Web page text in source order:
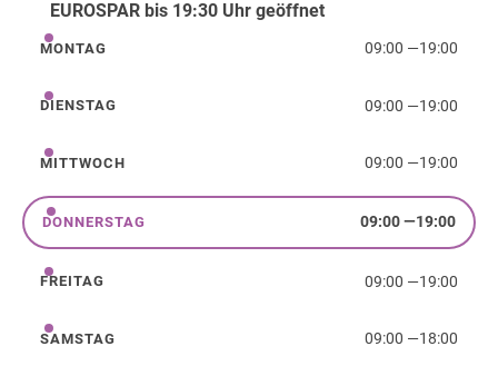
EUROSPAR bis 19:30 Uhr geöffnet
Montag
MONTAG 09:00 —19:00
Dienstag
DIENSTAG 09:00 —19:00
Mittwoch
MITTWOCH 09:00 —19:00
Donnerstag
DONNERSTAG 09:00—19:00
Freitag
FREITAG 09:00 —19:00
Samstag
SAMSTAG 09:00 —18:00